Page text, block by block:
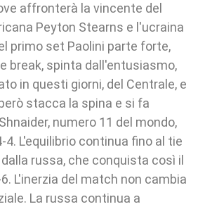
affronterà la vincente del
Peyton Stearns e l'ucraina
primo set Paolini parte forte,
break, spinta dall'entusiasmo,
in questi giorni, del Centrale, e
stacca la spina e si fa
numero 11 del mondo,
4. L'equilibrio continua fino al tie
russa, che conquista così il
L'inerzia del match non cambia
La russa continua a